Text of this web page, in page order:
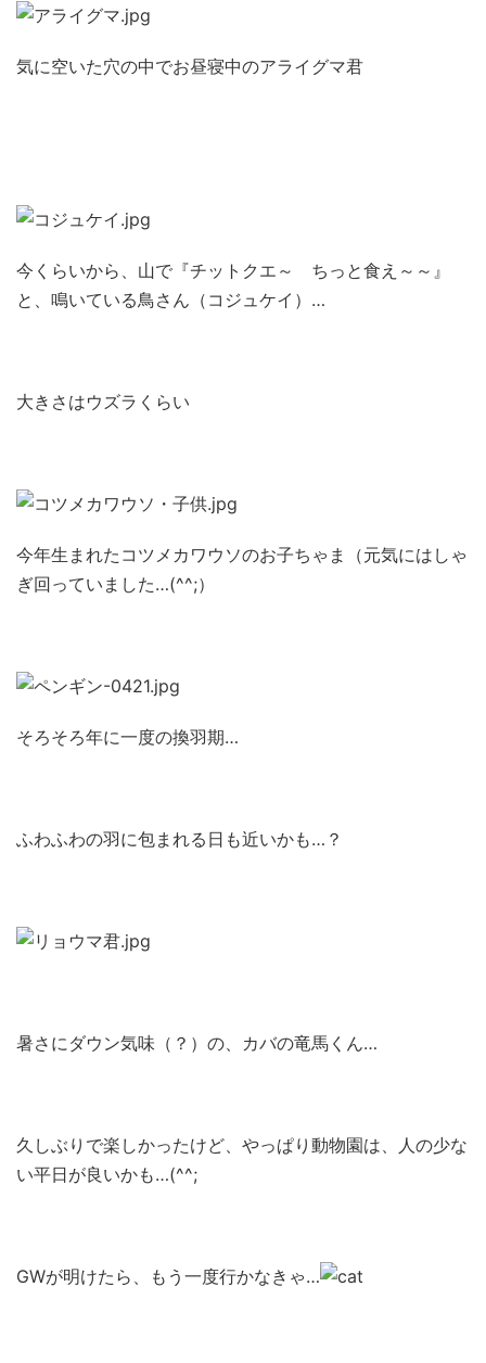
気に空いた穴の中でお昼寝中のアライグマ君
今くらいから、山で『チットクエ～ ちっと食え～～』
と、鳴いている鳥さん（コジュケイ）…
大きさはウズラくらい
今年生まれたコツメカワウソのお子ちゃま（元気にはしゃ
ぎ回っていました…(^^;）
そろそろ年に一度の換羽期…
ふわふわの羽に包まれる日も近いかも…？
暑さにダウン気味（？）の、カバの竜馬くん…
久しぶりで楽しかったけど、やっぱり動物園は、人の少な
い平日が良いかも…(^^;
GWが明けたら、もう一度行かなきゃ…